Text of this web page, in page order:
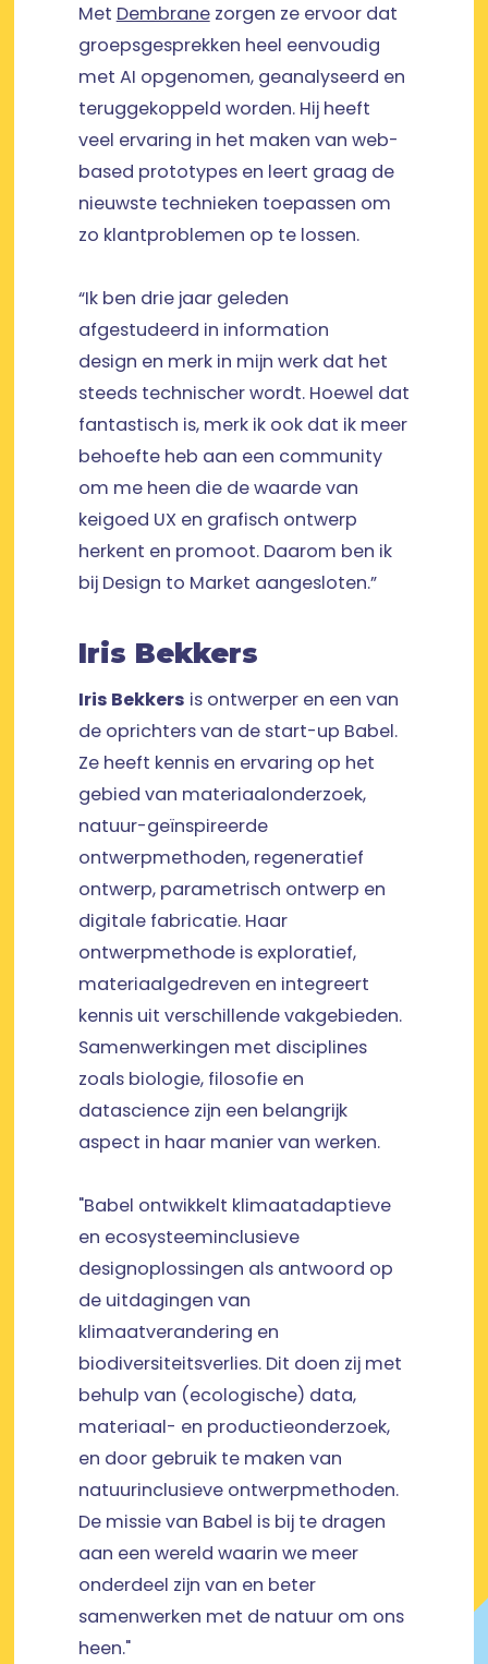
Met Dembranezorgen ze ervoor dat
groepsgesprekken heel eenvoudig
met AI opgenomen, geanalyseerd en
teruggekoppeld worden. Hij heeft
veel ervaring in het maken van web-
based prototypes en leert graag de
nieuwste technieken toepassen om
zo klantproblemen op te lossen.
“Ik ben drie jaar geleden
afgestudeerd in information
design en merk in mijn werk dat het
steeds technischer wordt. Hoewel dat
fantastisch is, merk ik ook dat ik meer
behoefte heb aan een community
om me heen die de waarde van
keigoed UX en grafisch ontwerp
herkent en promoot. Daarom ben ik
bij Design to Market aangesloten.”
Iris Bekkers
Iris Bekkers is ontwerper en een van
de oprichters van de start-up Babel.
Ze heeft kennis en ervaring op het
gebied van materiaalonderzoek,
natuur-geïnspireerde
ontwerpmethoden, regeneratief
ontwerp, parametrisch ontwerp en
digitale fabricatie. Haar
ontwerpmethode is exploratief,
materiaalgedreven en integreert
kennis uit verschillende vakgebieden.
Samenwerkingen met disciplines
zoals biologie, filosofie en
datascience zijn een belangrijk
aspect in haar manier van werken.
"Babel ontwikkelt klimaatadaptieve
en ecosysteeminclusieve
designoplossingen als antwoord op
de uitdagingen van
klimaatverandering en
biodiversiteitsverlies. Dit doen zij met
behulp van (ecologische) data,
materiaal- en productieonderzoek,
en door gebruik te maken van
natuurinclusieve ontwerpmethoden.
De missie van Babel is bij te dragen
aan een wereld waarin we meer
onderdeel zijn van en beter
samenwerken met de natuur om ons
heen."